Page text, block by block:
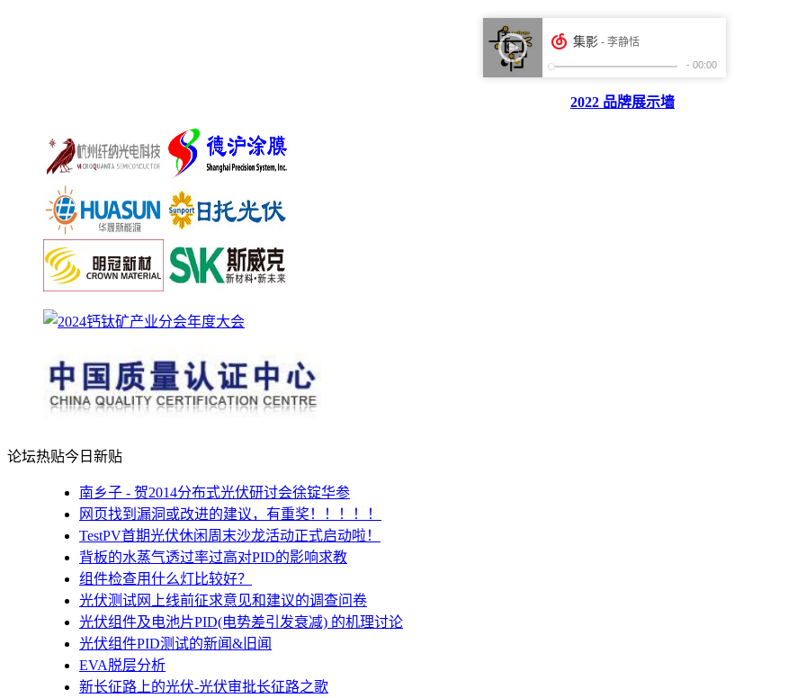
2022 品牌展示墙
论坛热贴今日新贴
南乡子 - 贺2014分布式光伏研讨会徐锭华参
网页找到漏洞或改进的建议，有重奖！！！！！
TestPV首期光伏休闲周末沙龙活动正式启动啦！
背板的水蒸气透过率过高对PID的影响求教
组件检查用什么灯比较好？
光伏测试网上线前征求意见和建议的调查问卷
光伏组件及电池片PID(电势差引发衰减) 的机理讨论
光伏组件PID测试的新闻&旧闻
EVA脱层分析
新长征路上的光伏-光伏审批长征路之歌